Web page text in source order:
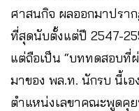
ศาสนกิจ ผลออกมาปรา
ที่สุดนับตั้งแต่ปี 2547-
แต่ถือเป็น “บททดสอบที่
มาของ พล.ท. นักรบ นี้เอ
ตำแหน่งเลขาคณะพูดคุ